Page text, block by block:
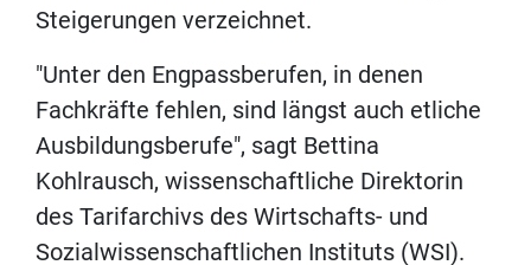
Steigerungen verzeichnet.
"Unter den Engpassberufen, in denen
Fachkräfte fehlen, sind längst auch etliche
Ausbildungsberufe", sagt Bettina
Kohlrausch, wissenschaftliche Direktorin
des Tarifarchivs des Wirtschafts- und
Sozialwissenschaftlichen Instituts (WSI).